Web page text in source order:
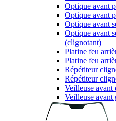
Optique avant
Optique avant
Optique avant
Optique avant
(clignotant)
Platine feu
Platine feu
Répétiteur
Répétiteur
Veilleuse avant
Veilleuse avant